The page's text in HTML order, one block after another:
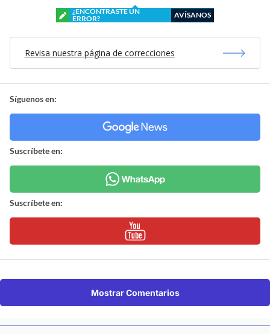
¿ENCONTRASTE UN
ERROR?
AVÍSANOS
Revisa nuestra página de correcciones
Síguenos en:
Suscríbete en:
Suscríbete en:
Mostrar Comentarios